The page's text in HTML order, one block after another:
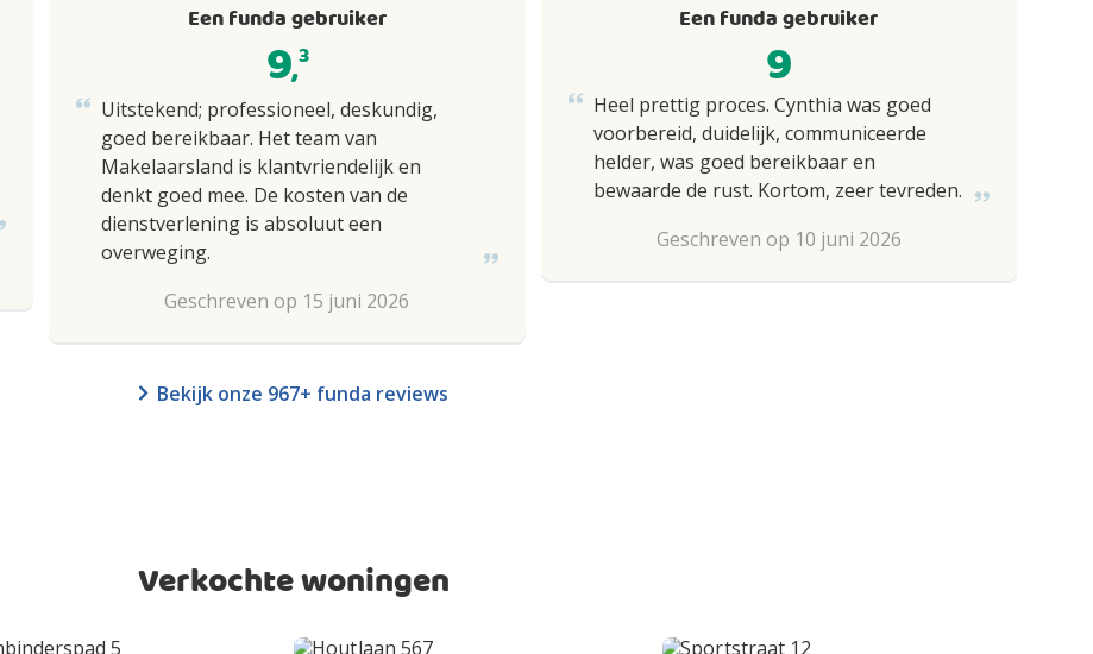
Een funda gebruiker
9,3
Uitstekend; professioneel, deskundig,
goed bereikbaar. Het team van
Makelaarsland is klantvriendelijk en
denkt goed mee. De kosten van de
dienstverlening is absoluut een
overweging.
Geschreven op 15 juni 2026
Een funda gebruiker
9
Heel prettig proces. Cynthia was goed
voorbereid, duidelijk, communiceerde
helder, was goed bereikbaar en
bewaarde de rust. Kortom, zeer tevreden.
Geschreven op 10 juni 2026
Bekijk onze 967+ funda reviews
Verkochte woningen